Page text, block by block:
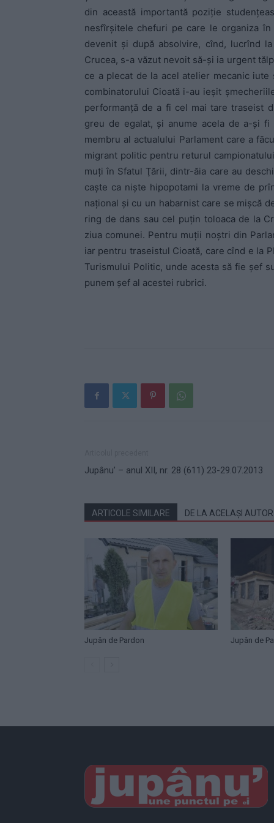
din această importantă poziţie
nesfîrşitele chefuri pe care le organiza în
devenit şi după absolvire, cînd, lucrînd
Crucea, s-a văzut nevoit să-şi ia urgent
ce a plecat de la acel atelier mecanic
combinatorului Cioată i-au ieşit
performanţă de a fi cel mai tare traseist
greu de egalat, şi anume acela de a-şi
membru al actualului Parlament care a
migrant politic pentru returul
muţi în Sfatul Ţării, dintr-ăia care au
caşte ca nişte hipopotami la vreme de
naţional şi cu un habarnist care se mişcă
ring de dans sau cel puţin toloaca de la
ziua comunei. Pentru muţii noştri din
iar pentru traseistul Cioată, care cînd e la
Turismului Politic, unde acesta să fie şef
punem şef al acestei rubrici.
Jupânu’ – anul XII, nr. 28 (611) 23-29.07.2013
ARTICOLE SIMILARE DE LA ACELAȘI AUTOR
Jupân de Pardon Jupân de